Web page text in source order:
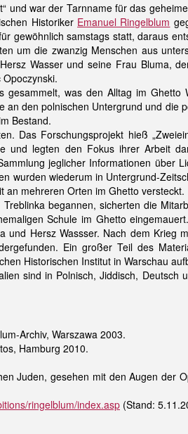
und war der Tarnname für das
Historiker Emanuel Ringelblum
gewöhnlich samstags statt, daraus
um die zwanzig Menschen aus
Wasser und seine Frau Bluma,
was den Alltag im Ghetto
den polnischen Untergrund und die
Bestand.
Das Forschungsprojekt hieß
und legten den Fokus ihrer Arbeit
jeglicher Informationen über
wurden wiederum in Untergrund-
an mehreren Orten im Ghetto versteckt.
begannen, sicherten die
Schule im Ghetto
Hersz Wassser. Nach dem Krieg
Ein großer Teil des
Historischen Institut in Warschau
sind in Polnisch, Jiddisch, Deutsch
Archiv, Warszawa 2003.
Hamburg 2010.
Juden, gesehen mit den Augen der
ringelblum/index.asp (Stand: